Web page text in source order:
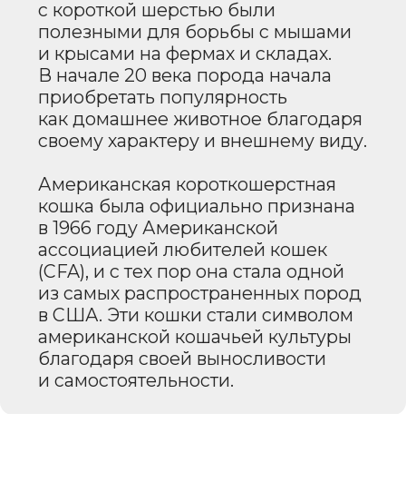
животного.
Шерсть у Американской
короткошерстной кошки
плотная, короткая и
шелковистая на ощупь, что
делает уход за ней
минимально требовательным.
Особенности строения тела и
мышечная масса придают
кошке грациозный, но в то же
время очень сильный вид.
Она обладает хорошими
пропорциями, которые
обеспечивают ей высокую
подвижность и ловкость, что
делает ее отличным
охотником.